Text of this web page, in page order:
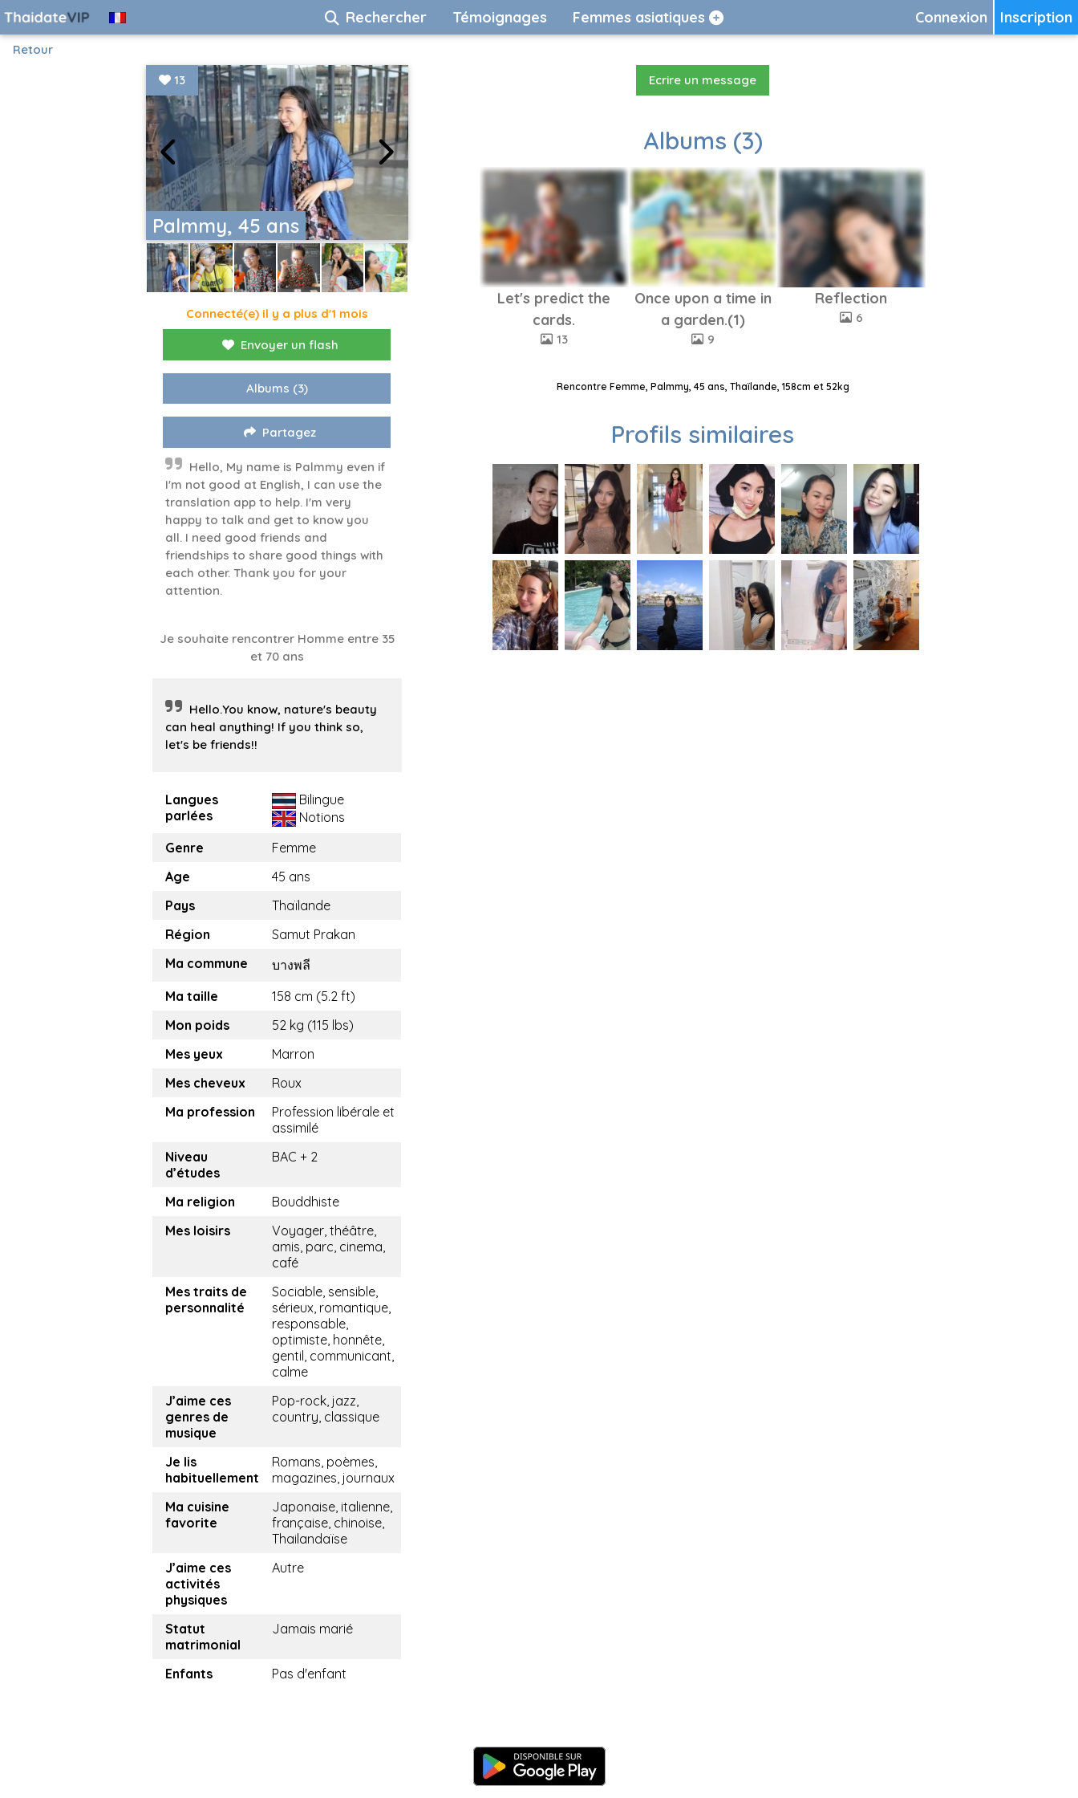
Inscription
Connexion
Rechercher Témoignages Femmes asiatiques
Retour
Palmmy, 45 ans
13
Connecté(e) il y a plus d'1 mois
Envoyer un flash
Albums (3)
Partagez
Hello, My name is Palmmy even if
I'm not good at English, I can use the
translation app to help. I'm very
happy to talk and get to know you
all. I need good friends and
friendships to share good things with
each other. Thank you for your
attention.
Je souhaite rencontrer Homme entre 35
et 70 ans
Hello.You know, nature's beauty
can heal anything! If you think so,
let's be friends!!
Langues
parlées
Bilingue
Notions
Genre
Femme
Age
45 ans
Pays
Thaïlande
Région
Samut Prakan
Ma commune
บางพลี
Ma taille
158 cm (5.2 ft)
Mon poids
52 kg (115 lbs)
Mes yeux
Marron
Mes cheveux
Roux
Ma profession
Profession libérale et
assimilé
Niveau
d’études
BAC + 2
Ma religion
Bouddhiste
Mes loisirs
Voyager, théâtre,
amis, parc, cinema,
café
Mes traits de
personnalité
Sociable, sensible,
sérieux, romantique,
responsable,
optimiste, honnête,
gentil, communicant,
calme
J’aime ces
genres de
musique
Pop-rock, jazz,
country, classique
Je lis
habituellement
Romans, poèmes,
magazines, journaux
Ma cuisine
favorite
Japonaise, italienne,
française, chinoise,
Thailandaïse
J’aime ces
activités
physiques
Autre
Statut
matrimonial
Jamais marié
Enfants Pas d'enfant
Ecrire un message
Albums (3)
Let's predict the
cards.
13
Once upon a time in
a garden.(1)
9
Reflection
6
Rencontre Femme, Palmmy, 45 ans, Thaïlande, 158cm et 52kg
Profils similaires